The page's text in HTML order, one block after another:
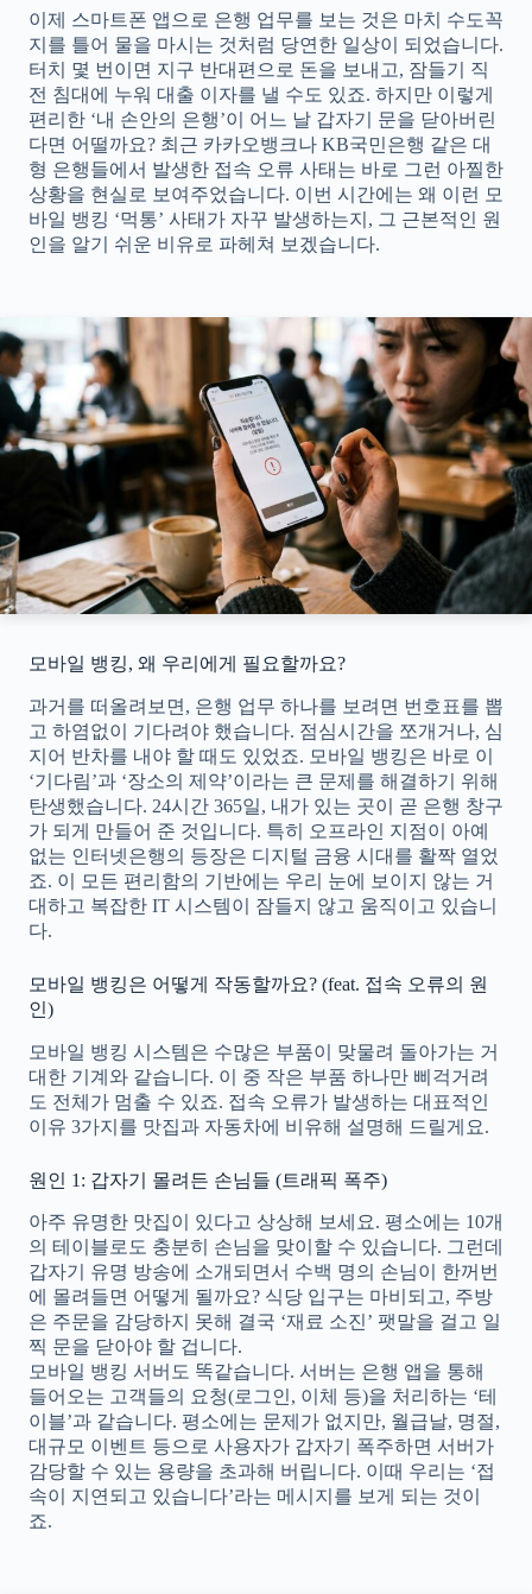
이제 스마트폰 앱으로 은행 업무를 보는 것은 마치 수도꼭
지를 틀어 물을 마시는 것처럼 당연한 일상이 되었습니다.
터치 몇 번이면 지구 반대편으로 돈을 보내고, 잠들기 직
전 침대에 누워 대출 이자를 낼 수도 있죠. 하지만 이렇게
편리한 ‘내 손안의 은행’이 어느 날 갑자기 문을 닫아버린
다면 어떨까요? 최근 카카오뱅크나 KB국민은행 같은 대
형 은행들에서 발생한 접속 오류 사태는 바로 그런 아찔한
상황을 현실로 보여주었습니다. 이번 시간에는 왜 이런 모
바일 뱅킹 ‘먹통’ 사태가 자꾸 발생하는지, 그 근본적인 원
인을 알기 쉬운 비유로 파헤쳐 보겠습니다.
모바일 뱅킹, 왜 우리에게 필요할까요?
과거를 떠올려보면, 은행 업무 하나를 보려면 번호표를 뽑
고 하염없이 기다려야 했습니다. 점심시간을 쪼개거나, 심
지어 반차를 내야 할 때도 있었죠. 모바일 뱅킹은 바로 이
‘기다림’과 ‘장소의 제약’이라는 큰 문제를 해결하기 위해
탄생했습니다. 24시간 365일, 내가 있는 곳이 곧 은행 창구
가 되게 만들어 준 것입니다. 특히 오프라인 지점이 아예
없는 인터넷은행의 등장은 디지털 금융 시대를 활짝 열었
죠. 이 모든 편리함의 기반에는 우리 눈에 보이지 않는 거
대하고 복잡한 IT 시스템이 잠들지 않고 움직이고 있습니
다.
모바일 뱅킹은 어떻게 작동할까요? (feat. 접속 오류의 원
인)
모바일 뱅킹 시스템은 수많은 부품이 맞물려 돌아가는 거
대한 기계와 같습니다. 이 중 작은 부품 하나만 삐걱거려
도 전체가 멈출 수 있죠. 접속 오류가 발생하는 대표적인
이유 3가지를 맛집과 자동차에 비유해 설명해 드릴게요.
원인 1: 갑자기 몰려든 손님들 (트래픽 폭주)
아주 유명한 맛집이 있다고 상상해 보세요. 평소에는 10개
의 테이블로도 충분히 손님을 맞이할 수 있습니다. 그런데
갑자기 유명 방송에 소개되면서 수백 명의 손님이 한꺼번
에 몰려들면 어떻게 될까요? 식당 입구는 마비되고, 주방
은 주문을 감당하지 못해 결국 ‘재료 소진’ 팻말을 걸고 일
찍 문을 닫아야 할 겁니다.
모바일 뱅킹 서버도 똑같습니다. 서버는 은행 앱을 통해
들어오는 고객들의 요청(로그인, 이체 등)을 처리하는 ‘테
이블’과 같습니다. 평소에는 문제가 없지만, 월급날, 명절,
대규모 이벤트 등으로 사용자가 갑자기 폭주하면 서버가
감당할 수 있는 용량을 초과해 버립니다. 이때 우리는 ‘접
속이 지연되고 있습니다’라는 메시지를 보게 되는 것이
죠.